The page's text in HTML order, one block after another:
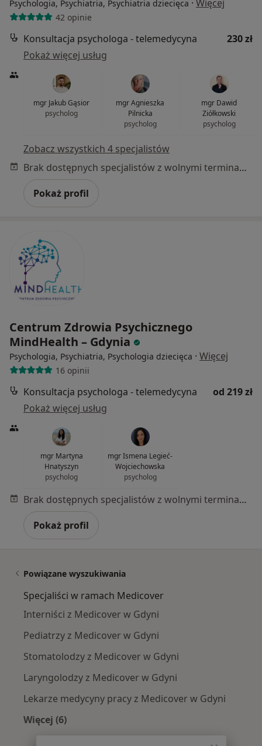
Psychologia, Psychiatria, Psychiatria dziecięca · Więcej
42 opinie
Konsultacja psychologa - telemedycyna
230 zł
Pokaż więcej usług
mgr Jakub Gąsior
psycholog
mgr Agnieszka
Pilnicka
psycholog
mgr Dawid
Ziółkowski
psycholog
Zobacz wszystkich 4 specjalistów
Brak dostępnych specjalistów z wolnymi terminami w tym centrum medycznym.
Pokaż profil
Centrum Zdrowia Psychicznego
MindHealth – Gdynia
Psychologia, Psychiatria, Psychologia dziecięca · Więcej
16 opinii
Konsultacja psychologa - telemedycyna
od 219 zł
Pokaż więcej usług
mgr Martyna
Hnatyszyn
psycholog
mgr Ismena Legieć-
Wojciechowska
psycholog
Brak dostępnych specjalistów z wolnymi terminami w tym centrum medycznym.
Pokaż profil
Powiązane wyszukiwania
Specjaliści w ramach Medicover
Interniści z Medicover w Gdyni
Pediatrzy z Medicover w Gdyni
Stomatolodzy z Medicover w Gdyni
Laryngolodzy z Medicover w Gdyni
Lekarze medycyny pracy z Medicover w Gdyni
Więcej (6)